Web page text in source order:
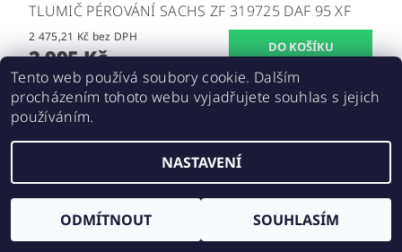
TLUMIČ PÉROVÁNÍ SACHS ZF 319725 DAF 95 XF
2 475,21 Kč bez DPH
2 995 Kč
, všechna práva vyhrazena
Vytvořil Shoptet
Tento web používá soubory cookie. Dalším
procházením tohoto webu vyjadřujete souhlas s jejich
používáním.
NASTAVENÍ
ODMÍTNOUT SOUHLASÍM